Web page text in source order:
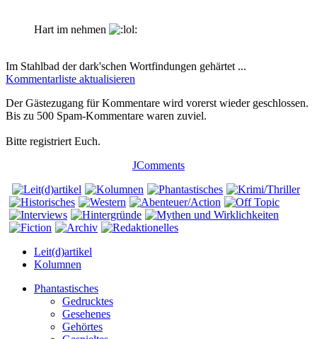
Hart im nehmen
Im Stahlbad der dark'schen Wortfindungen gehärtet ...
Kommentarliste aktualisieren
Der Gästezugang für Kommentare wird vorerst wieder geschlossen.
Bis zu 500 Spam-Kommentare waren zuviel.
Bitte registriert Euch.
JComments
Leit(d)artikel
Kolumnen
Phantastisches
Gedrucktes
Gesehenes
Gehörtes